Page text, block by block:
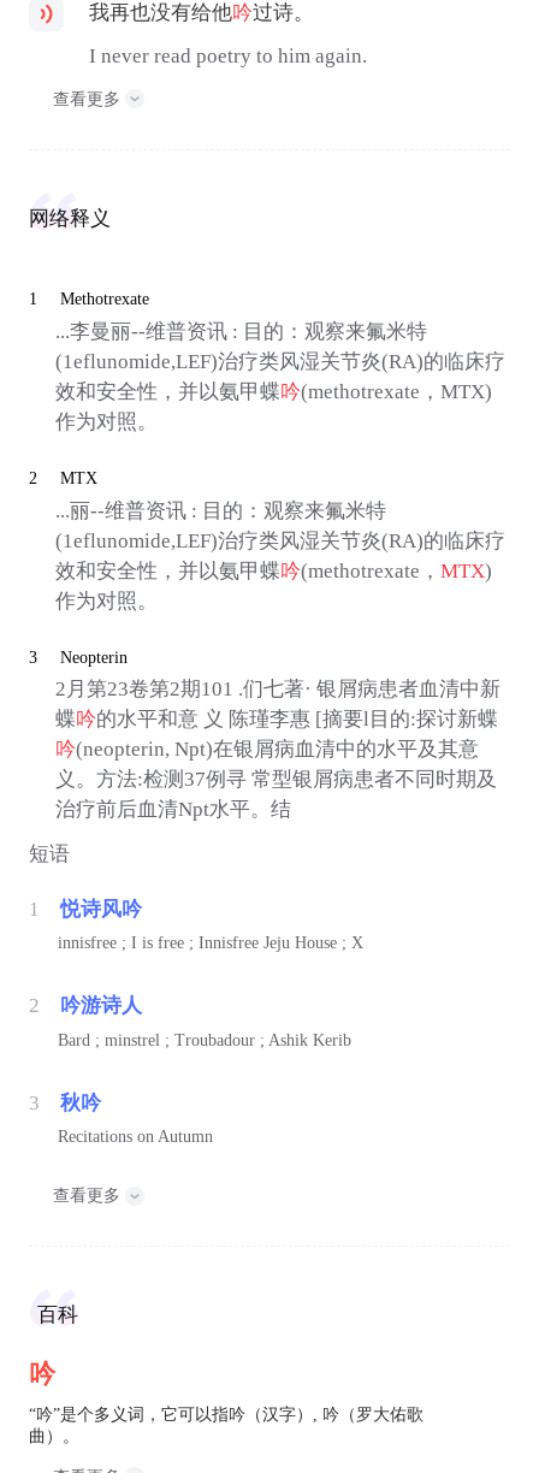
我再也没有给他吟过诗。
I never read poetry to him again.
查看更多
网络释义
1 Methotrexate
...李曼丽--维普资讯 : 目的：观察来氟米特
(1eflunomide,LEF)治疗类风湿关节炎(RA)的临床疗
效和安全性，并以氨甲蝶吟(methotrexate，MTX)
作为对照。
2 MTX
...丽--维普资讯 : 目的：观察来氟米特
(1eflunomide,LEF)治疗类风湿关节炎(RA)的临床疗
效和安全性，并以氨甲蝶吟(methotrexate， MTX)
作为对照。
3 Neopterin
2月第23卷第2期101 .们七著· 银屑病患者血清中新
蝶吟的水平和意 义 陈瑾李惠 [摘要l目的:探讨新蝶
吟(neopterin, Npt)在银屑病血清中的水平及其意
义。方法:检测37例寻 常型银屑病患者不同时期及
治疗前后血清Npt水平。结
短语
1 悦诗风吟
innisfree ; I is free ; Innisfree Jeju House ; X
2 吟游诗人
Bard ; minstrel ; Troubadour ; Ashik Kerib
3 秋吟
Recitations on Autumn
查看更多
百科
吟
“吟”是个多义词，它可以指吟（汉字）, 吟（罗大佑歌
曲）。